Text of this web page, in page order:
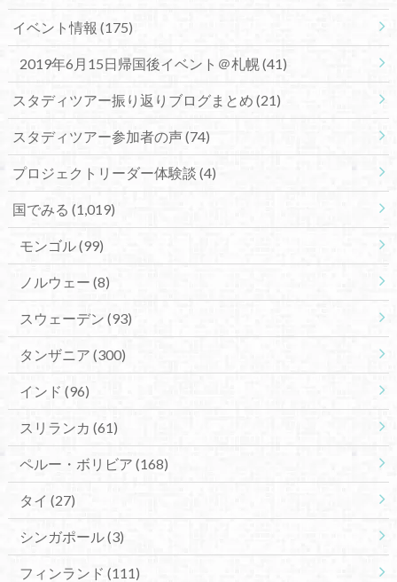
イベント情報 (175)
2019年6月15日帰国後イベント＠札幌(41)
スタディツアー振り返りブログまとめ (21)
スタディツアー参加者の声(74)
プロジェクトリーダー体験談 (4)
国でみる (1,019)
モンゴル(99)
ノルウェー (8)
スウェーデン (93)
タンザニア (300)
インド (96)
スリランカ (61)
ペルー・ボリビア (168)
タイ (27)
シンガポール(3)
フィンランド (111)